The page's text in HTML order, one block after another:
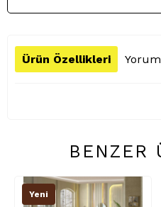
Ürün Özellikleri
BENZER
Yeni